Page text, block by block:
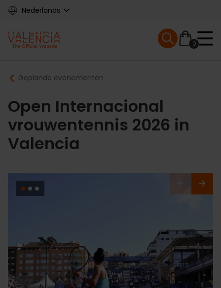
Skip
content
Nederlands
Main
navigation
0
Mobile menu
Breadcrumb
Geplande evenementen
Open Internacional
vrouwentennis 2026 in
Valencia